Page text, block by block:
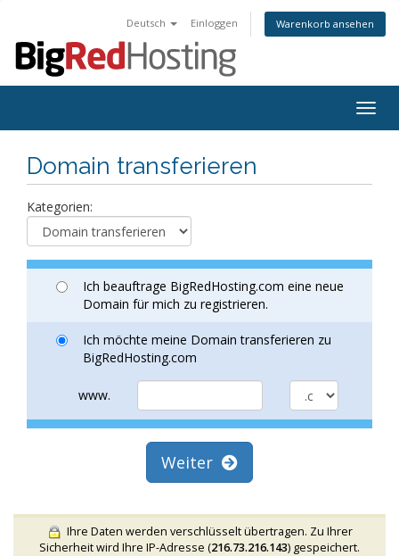
Deutsch Einloggen Warenkorb ansehen
Domain transferieren
Kategorien:
Ich beauftrage BigRedHosting.com eine neue
Domain für mich zu registrieren.
Ich möchte meine Domain transferieren zu
BigRedHosting.com
www.
Weiter
Ihre Daten werden verschlüsselt übertragen. Zu Ihrer
Sicherheit wird Ihre IP-Adresse (216.73.216.143) gespeichert.